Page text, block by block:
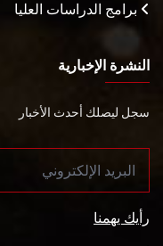
برامج الدراسات العليا
النشرة الإخبارية
سجل ليصلك أحدث الأخبار
رأيك يهمنا